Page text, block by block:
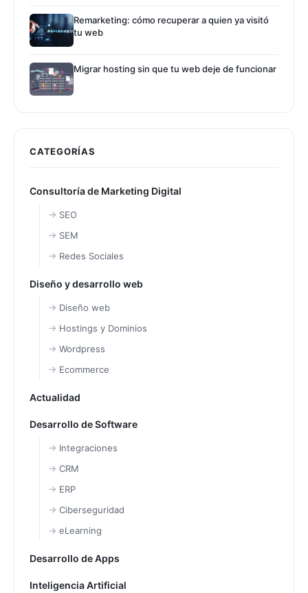
Remarketing: cómo recuperar a quien ya visitó
tu web
Migrar hosting sin que tu web deje de funcionar
CATEGORÍAS
Consultoría de Marketing Digital
SEO
SEM
Redes Sociales
Diseño y desarrollo web
Diseño web
Hostings y Dominios
Wordpress
Ecommerce
Actualidad
Desarrollo de Software
Integraciones
CRM
ERP
Ciberseguridad
eLearning
Desarrollo de Apps
Inteligencia Artificial